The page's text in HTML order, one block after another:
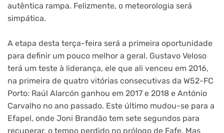
autêntica rampa. Felizmente, o meteorologia será
simpática.
A etapa desta terça-feira será a primeira oportunidade
para definir um pouco melhor a geral. Gustavo Veloso
terá um teste à liderança, ele que ali venceu em 2016,
na primeira de quatro vitórias consecutivas da W52-FC
Porto: Raúl Alarcón ganhou em 2017 e 2018 e António
Carvalho no ano passado. Este último mudou-se para a
Efapel, onde Joni Brandão tem sete segundos para
recuperar, o tempo perdido no prólogo de Fafe. Mas